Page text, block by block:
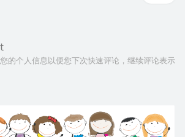
的个人信息以便您下次快速评论，继续评论表示